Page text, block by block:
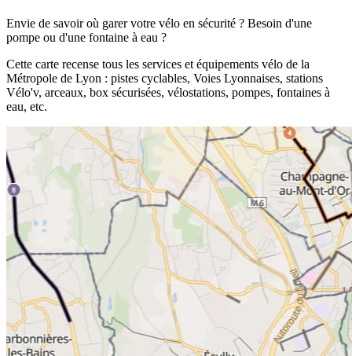
Envie de savoir où garer votre vélo en sécurité ? Besoin d'une
pompe ou d'une fontaine à eau ?
Cette carte recense tous les services et équipements vélo de la
Métropole de Lyon : pistes cyclables, Voies Lyonnaises, stations
Vélo'v, arceaux, box sécurisées, vélostations, pompes, fontaines à
eau, etc.